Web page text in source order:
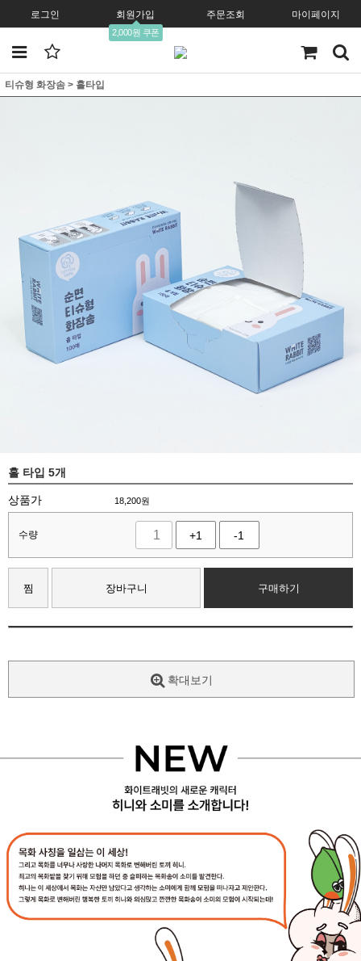
로그인 회원가입
2,000원 쿠폰
주문조회 마이페이지
티슈형 화장솜 > 홀타입
홀 타입 5개
상품가 18,200원
수량 +1 -1
찜 장바구니 구매하기
확대보기